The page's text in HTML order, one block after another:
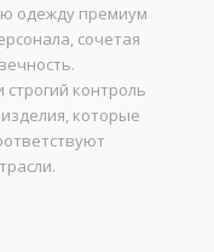
одежду премиум
сочетая
контроль
которые